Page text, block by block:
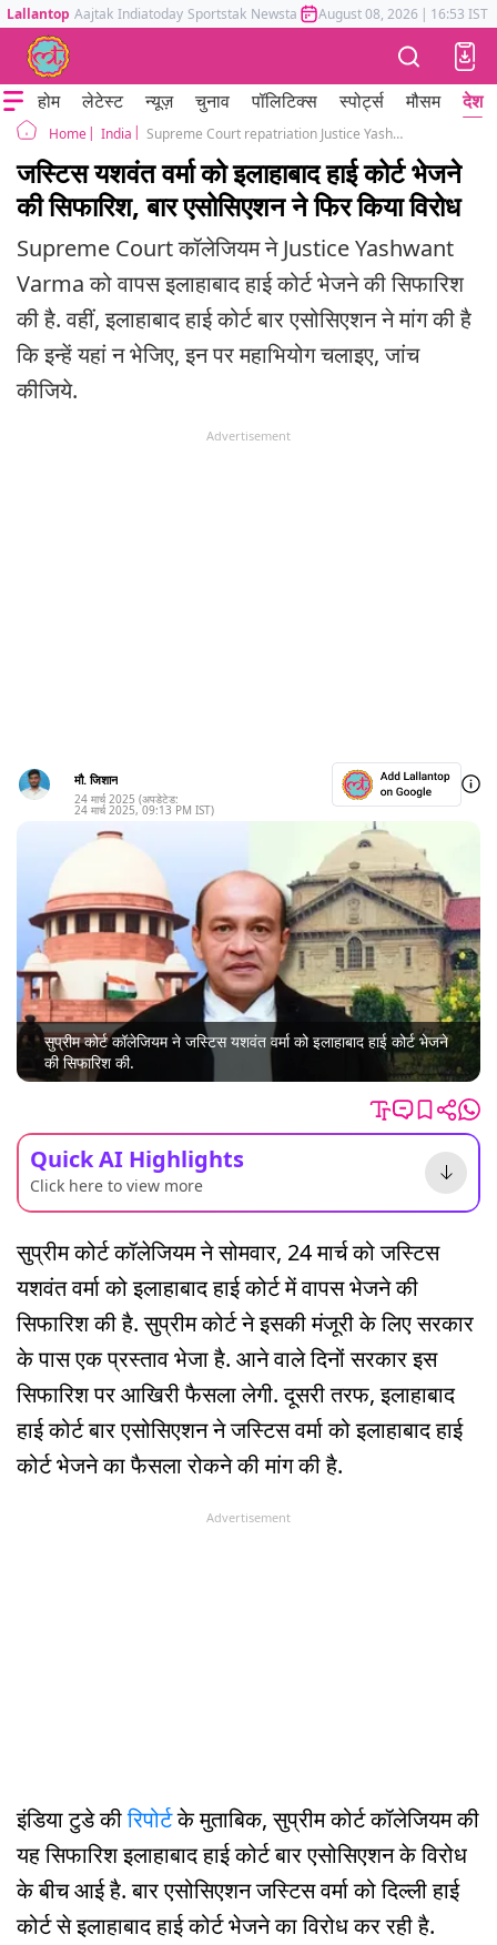
Lallantop Aajtak Indiatoday Sportstak Newstak Mumbai Tak Astrotak
August 08, 2026 | 16:53 IST
होम लेटेस्ट न्यूज़ चुनाव पॉलिटिक्स स्पोर्ट्स मौसम देश
Home India Supreme Court repatriation Justice Yashwant Verma to Allahabad High Court Bar Association protested
जस्टिस यशवंत वर्मा को इलाहाबाद हाई कोर्ट भेजने
की सिफारिश, बार एसोसिएशन ने फिर किया विरोध
Supreme Court कॉलेजियम ने Justice Yashwant
Varma को वापस इलाहाबाद हाई कोर्ट भेजने की सिफारिश
की है. वहीं, इलाहाबाद हाई कोर्ट बार एसोसिएशन ने मांग की है
कि इन्हें यहां न भेजिए, इन पर महाभियोग चलाइए, जांच
कीजिये.
Advertisement
मौ. जिशान
24 मार्च 2025 (अपडेटेड:
24 मार्च 2025, 09:13 PM IST)
सुप्रीम कोर्ट कॉलेजियम ने जस्टिस यशवंत वर्मा को इलाहाबाद हाई कोर्ट भेजने
की सिफारिश की.
Quick AI Highlights
Click here to view more
सुप्रीम कोर्ट कॉलेजियम ने सोमवार, 24 मार्च को जस्टिस
यशवंत वर्मा को इलाहाबाद हाई कोर्ट में वापस भेजने की
सिफारिश की है. सुप्रीम कोर्ट ने इसकी मंजूरी के लिए सरकार
के पास एक प्रस्ताव भेजा है. आने वाले दिनों सरकार इस
सिफारिश पर आखिरी फैसला लेगी. दूसरी तरफ, इलाहाबाद
हाई कोर्ट बार एसोसिएशन ने जस्टिस वर्मा को इलाहाबाद हाई
कोर्ट भेजने का फैसला रोकने की मांग की है.
Advertisement
इंडिया टुडे कीरिपोर्टके मुताबिक, सुप्रीम कोर्ट कॉलेजियम की
यह सिफारिश इलाहाबाद हाई कोर्ट बार एसोसिएशन के विरोध
के बीच आई है. बार एसोसिएशन जस्टिस वर्मा को दिल्ली हाई
कोर्ट से इलाहाबाद हाई कोर्ट भेजने का विरोध कर रही है.